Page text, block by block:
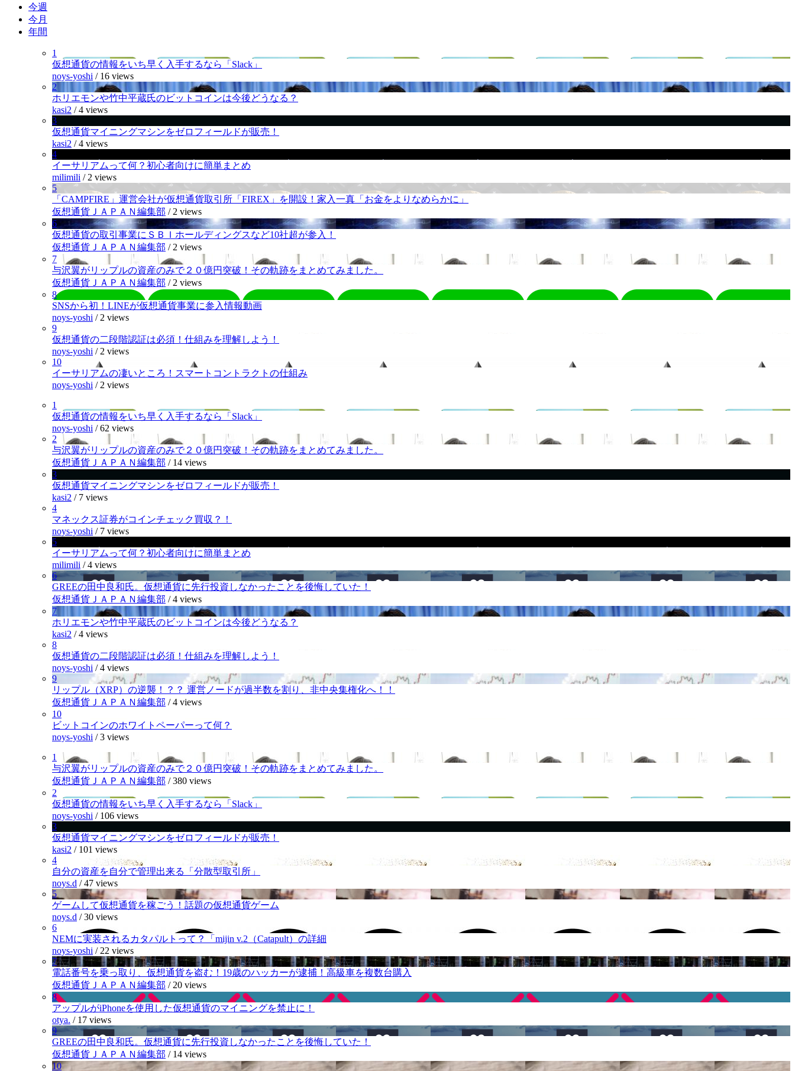
今週
今月
年間
1
仮想通貨の情報をいち早く入手するなら「Slack」
noys-yoshi / 16 views
2
ホリエモンや竹中平蔵氏のビットコインは今後どうなる？
kasi2 /4 views
3
仮想通貨マイニングマシンをゼロフィールドが販売！
kasi2 /4 views
4
イーサリアムって何？初心者向けに簡単まとめ
milimili / 2 views
5
「CAMPFIRE」運営会社が仮想通貨取引所「FIREX」を開設！家入一真「お金をよりなめらかに」
仮想通貨ＪＡＰＡＮ編集部 / 2 views
6
仮想通貨の取引事業にＳＢＩホールディングスなど10社超が参入！
仮想通貨ＪＡＰＡＮ編集部 / 2 views
7
与沢翼がリップルの資産のみで２０億円突破！その軌跡をまとめてみました。
仮想通貨ＪＡＰＡＮ編集部 / 2 views
8
SNSから初！LINEが仮想通貨事業に参入情報動画
noys-yoshi / 2 views
9
仮想通貨の二段階認証は必須！仕組みを理解しよう！
noys-yoshi / 2 views
10
イーサリアムの凄いところ！スマートコントラクトの仕組み
noys-yoshi / 2 views
1
仮想通貨の情報をいち早く入手するなら「Slack」
noys-yoshi /62 views
2
与沢翼がリップルの資産のみで２０億円突破！その軌跡をまとめてみました。
仮想通貨ＪＡＰＡＮ編集部 / 14 views
3
仮想通貨マイニングマシンをゼロフィールドが販売！
kasi2 / 7 views
4
マネックス証券がコインチェック買収？！
noys-yoshi / 7 views
5
イーサリアムって何？初心者向けに簡単まとめ
milimili /4 views
6
GREEの田中良和氏。仮想通貨に先行投資しなかったことを後悔していた！
仮想通貨ＪＡＰＡＮ編集部 /4 views
7
ホリエモンや竹中平蔵氏のビットコインは今後どうなる？
kasi2 /4 views
8
仮想通貨の二段階認証は必須！仕組みを理解しよう！
noys-yoshi /4 views
9
リップル（XRP）の逆襲！？？ 運営ノードが過半数を割り、非中央集権化へ！！
仮想通貨ＪＡＰＡＮ編集部 /4 views
10
ビットコインのホワイトペーパーって何？
noys-yoshi /3 views
1
与沢翼がリップルの資産のみで２０億円突破！その軌跡をまとめてみました。
仮想通貨ＪＡＰＡＮ編集部 /380 views
2
仮想通貨の情報をいち早く入手するなら「Slack」
noys-yoshi / 106 views
3
仮想通貨マイニングマシンをゼロフィールドが販売！
kasi2 / 101 views
4
自分の資産を自分で管理出来る「分散型取引所」
noys.d /47 views
5
ゲームして仮想通貨を稼ごう！話題の仮想通貨ゲーム
noys.d /30 views
6
NEMに実装されるカタパルトって？「mijin v.2（Catapult）の詳細
noys-yoshi / 22 views
7
電話番号を乗っ取り、仮想通貨を盗む！19歳のハッカーが逮捕！高級車を複数台購入
仮想通貨ＪＡＰＡＮ編集部 / 20 views
8
アップルがiPhoneを使用した仮想通貨のマイニングを禁止に！
otya. / 17 views
9
GREEの田中良和氏。仮想通貨に先行投資しなかったことを後悔していた！
仮想通貨ＪＡＰＡＮ編集部 / 14 views
10